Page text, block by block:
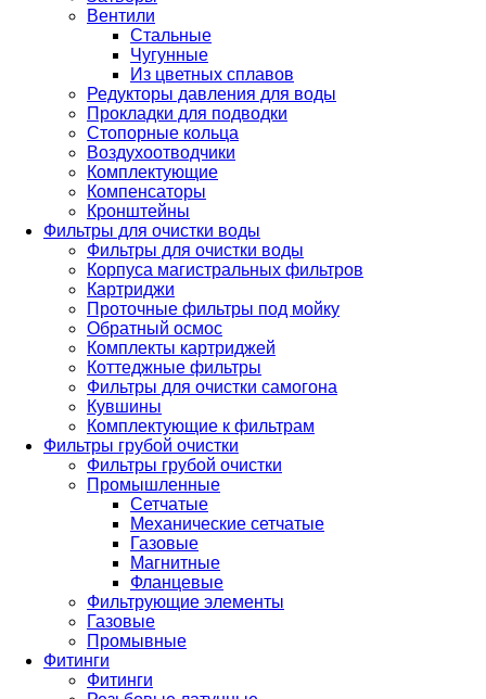
Вентили
Стальные
Чугунные
Из цветных сплавов
Редукторы давления для воды
Прокладки для подводки
Стопорные кольца
Воздухоотводчики
Комплектующие
Компенсаторы
Кронштейны
Фильтры для очистки воды
Фильтры для очистки воды
Корпуса магистральных фильтров
Картриджи
Проточные фильтры под мойку
Обратный осмос
Комплекты картриджей
Коттеджные фильтры
Фильтры для очистки самогона
Кувшины
Комплектующие к фильтрам
Фильтры грубой очистки
Фильтры грубой очистки
Промышленные
Сетчатые
Механические сетчатые
Газовые
Магнитные
Фланцевые
Фильтрующие элементы
Газовые
Промывные
Фитинги
Фитинги